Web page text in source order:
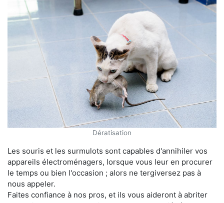
Dératisation
Les souris et les surmulots sont capables d'annihiler vos
appareils électroménagers, lorsque vous leur en procurer
le temps ou bien l'occasion ; alors ne tergiversez pas à
nous appeler.
Faites confiance à nos pros, et ils vous aideront à abriter